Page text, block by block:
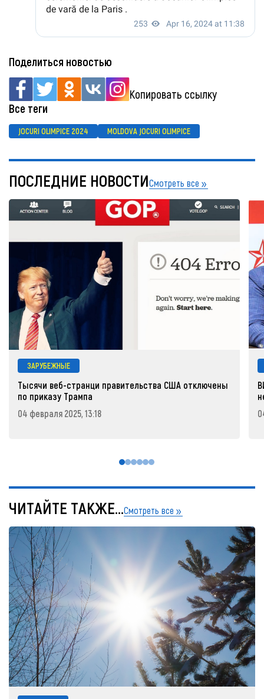
Поделиться новостью
Копировать ссылку
Все теги
JOCURI OLIMPICE 2024 MOLDOVA JOCURI OLIMPICE
ПОСЛЕДНИЕ НОВОСТИСмотреть все
ЗАРУБЕЖНЫЕ
Тысячи веб-странци правительства США отключены
по приказу Трампа
04 февраля 2025, 13:18
ЧИТАЙТЕ ТАКЖЕ...Смотреть все